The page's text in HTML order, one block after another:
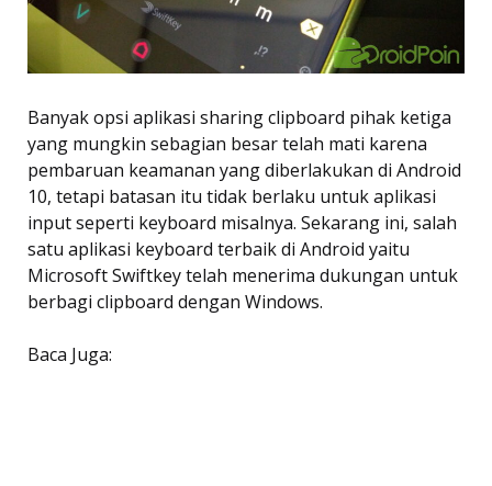
Banyak opsi aplikasi sharing clipboard pihak ketiga
yang mungkin sebagian besar telah mati karena
pembaruan keamanan yang diberlakukan di Android
10, tetapi batasan itu tidak berlaku untuk aplikasi
input seperti keyboard misalnya. Sekarang ini, salah
satu aplikasi keyboard terbaik di Android yaitu
Microsoft Swiftkey telah menerima dukungan untuk
berbagi clipboard dengan Windows.
Baca Juga: